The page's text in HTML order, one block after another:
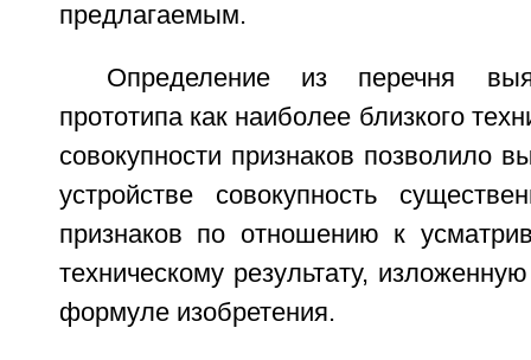
предлагаемым.
Определение из перечня
прототипа как наиболее близкого
совокупности признаков позволило
устройстве совокупность
признаков по отношению к
техническому результату,
формуле изобретения.